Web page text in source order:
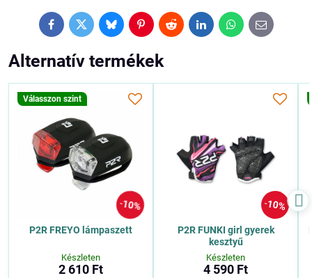
FacebookTwitterBlueskyPinterestRedditLinkedInWhatsApp
E-
mail
Alternatív termékek
10%
Válasszon szint
P2R FREYO lámpaszett
Készleten
2 610 Ft
10%
P2R FUNKI girl gyerek
kesztyű
Készleten
4 590 Ft